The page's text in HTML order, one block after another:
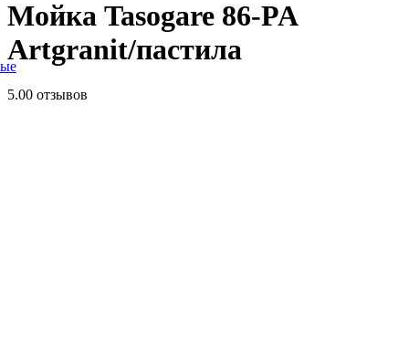
Мойка Tasogare 86-PA
Artgranit/пастила
5.00 отзывов